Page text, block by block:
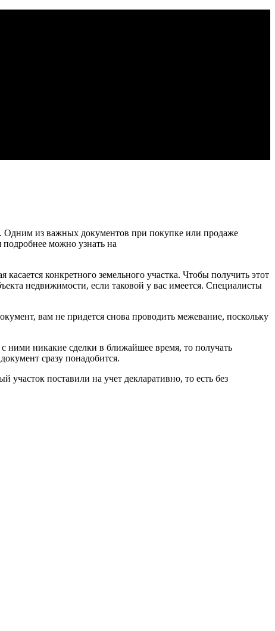
Одним из важных документов при покупке или продаже
можно узнать на
конкретного земельного участка. Чтобы получить этот
недвижимости, если таковой у вас имеется. Специалисты
вам не придется снова проводить межевание, поскольку
ними никакие сделки в ближайшее время, то получать
сразу понадобится.
поставили на учет декларативно, то есть без